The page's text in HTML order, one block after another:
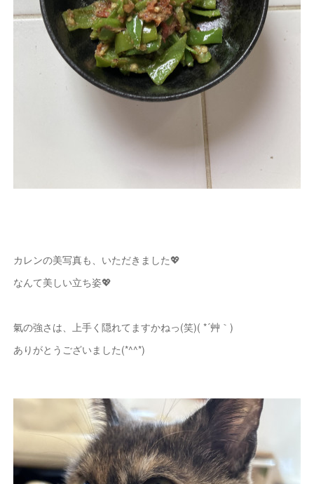
カレンの美写真も、いただきました💖
なんて美しい立ち姿💖
氣の強さは、上手く隠れてますかねっ(笑)( *´艸｀)
ありがとうございました(*^^*)